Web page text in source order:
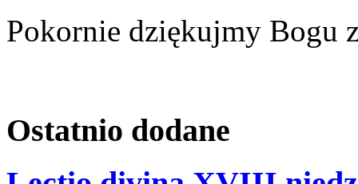
Pokornie dziękujmy Bogu
Ostatnio dodane